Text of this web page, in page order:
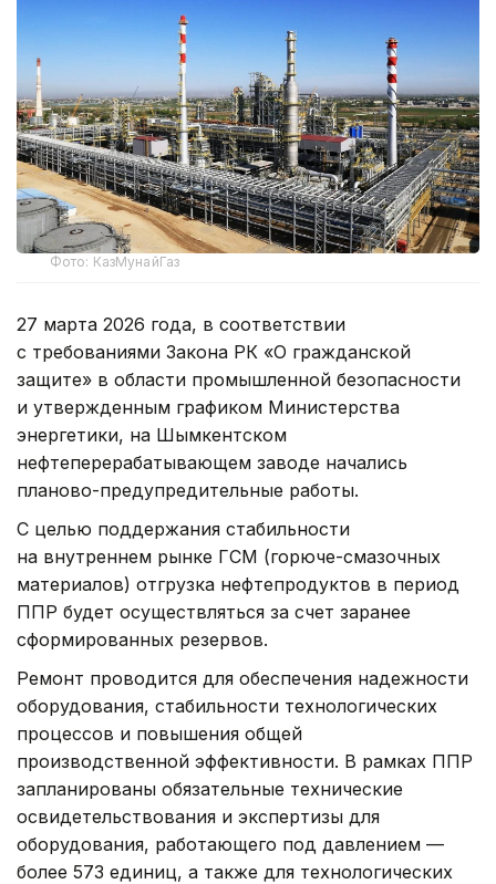
Фото: КазМунайГаз
27 марта 2026 года, в соответствии
с требованиями Закона РК «О гражданской
защите» в области промышленной безопасности
и утвержденным графиком Министерства
энергетики, на Шымкентском
нефтеперерабатывающем заводе начались
планово-предупредительные работы.
С целью поддержания стабильности
на внутреннем рынке ГСМ (горюче-смазочных
материалов) отгрузка нефтепродуктов в период
ППР будет осуществляться за счет заранее
сформированных резервов.
Ремонт проводится для обеспечения надежности
оборудования, стабильности технологических
процессов и повышения общей
производственной эффективности. ️В рамках ППР
запланированы обязательные технические
освидетельствования и экспертизы для
оборудования, работающего под давлением —
более 573 единиц, а также для технологических